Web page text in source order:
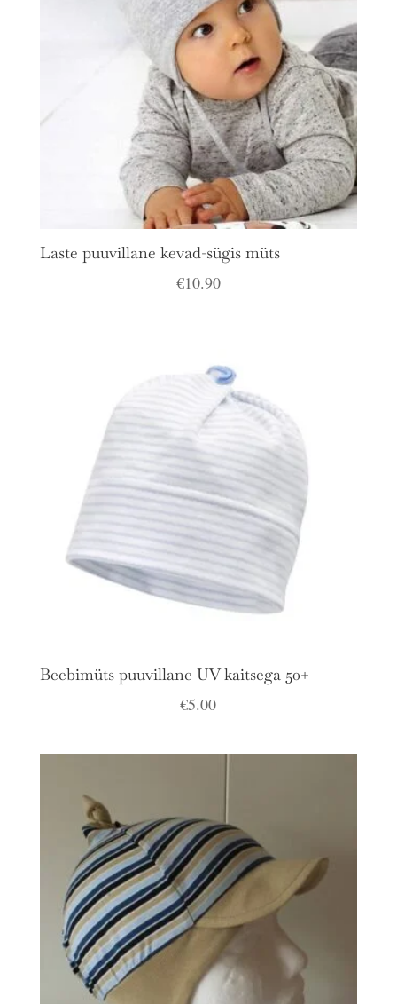
Laste puuvillane kevad-sügis müts
€10.90
Beebimüts puuvillane UV kaitsega 50+
€5.00